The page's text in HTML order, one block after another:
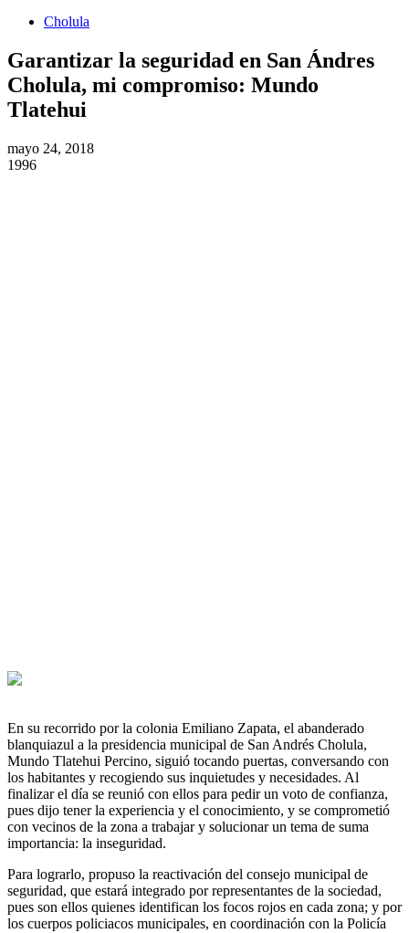
Cholula
Garantizar la seguridad en San Ándres
Cholula, mi compromiso: Mundo
Tlatehui
mayo 24, 2018
1996
En su recorrido por la colonia Emiliano Zapata, el abanderado
blanquiazul a la presidencia municipal de San Andrés Cholula,
Mundo Tlatehui Percino, siguió tocando puertas, conversando con
los habitantes y recogiendo sus inquietudes y necesidades. Al
finalizar el día se reunió con ellos para pedir un voto de confianza,
pues dijo tener la experiencia y el conocimiento, y se comprometió
con vecinos de la zona a trabajar y solucionar un tema de suma
importancia: la inseguridad.
Para lograrlo, propuso la reactivación del consejo municipal de
seguridad, que estará integrado por representantes de la sociedad,
pues son ellos quienes identifican los focos rojos en cada zona; y por
los cuerpos policiacos municipales, en coordinación con la Policía